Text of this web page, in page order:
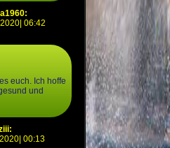
06:42
euch. Ich hoffe
und
00:13